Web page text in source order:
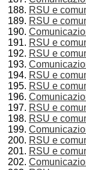
RSU e
RSU e
RSU e
RSU e
RSU e
RSU e
RSU e
RSU e
RSU e
RSU e